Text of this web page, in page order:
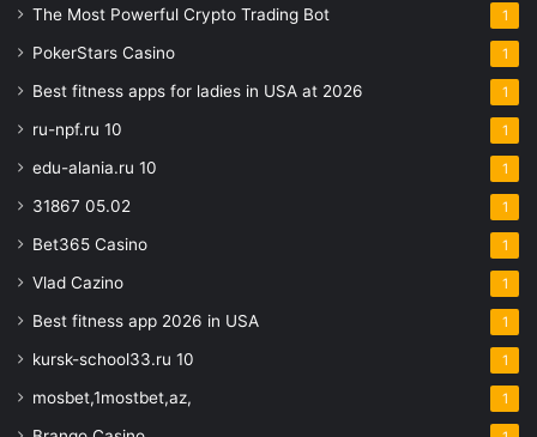
The Most Powerful Crypto Trading Bot 1
PokerStars Casino 1
Best fitness apps for ladies in USA at 2026 1
ru-npf.ru 10 1
edu-alania.ru 10 1
31867 05.02 1
Bet365 Casino 1
Vlad Cazino 1
Best fitness app 2026 in USA 1
kursk-school33.ru 10 1
mosbet,1mostbet,az, 1